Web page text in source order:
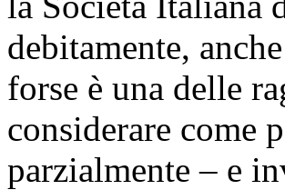
debitamente,
forse è una delle
considerare come
parzialmente – e